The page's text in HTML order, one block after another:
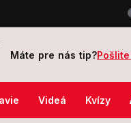
Diakovciach: V nemocnici
Máte pre nás tip?
Videá Kvízy